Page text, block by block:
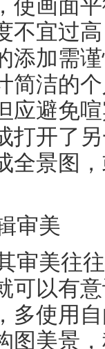
使画面
不宜过
添加需
简洁的
应避免
打开了
全景图
审美
审美往
可以有
多使用
图美景